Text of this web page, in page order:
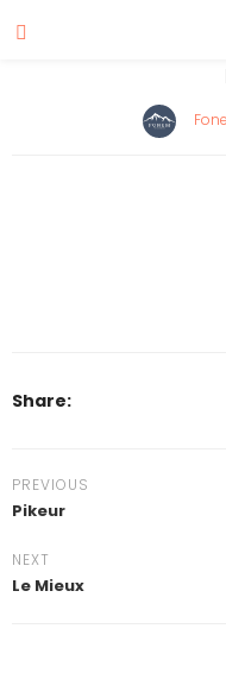
Share:
PREVIOUS
Pikeur
NEXT
Le Mieux